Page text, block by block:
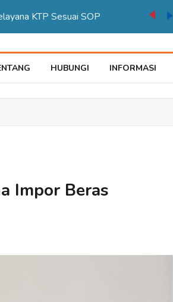
KTP Sesuai SOP
HUBUNGI INFORMASI
Impor Beras